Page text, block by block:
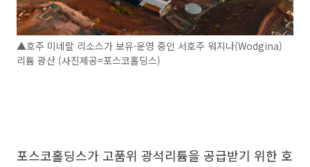
▲호주 미네랄 리소스가 보유·운영 중인 서호주 워지나(Wodgina)
리튬 광산 (사진제공=포스코홀딩스)
포스코홀딩스가 고품위 광석리튬을 공급받기 위한 호